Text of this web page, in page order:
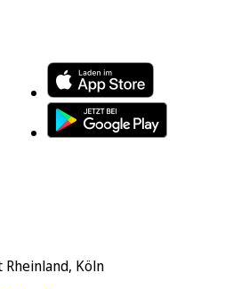
Köln